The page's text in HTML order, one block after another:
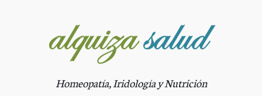
Homeopatía, Iridología y Nutrición